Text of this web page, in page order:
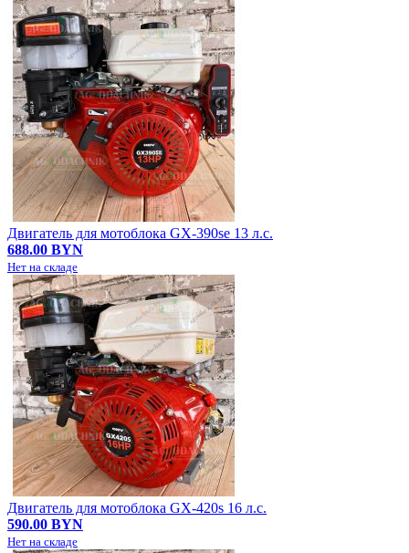
Двигатель для мотоблока GX-390se 13 л.с.
688.00 BYN
Нет на складе
Двигатель для мотоблока GX-420s 16 л.с.
590.00 BYN
Нет на складе